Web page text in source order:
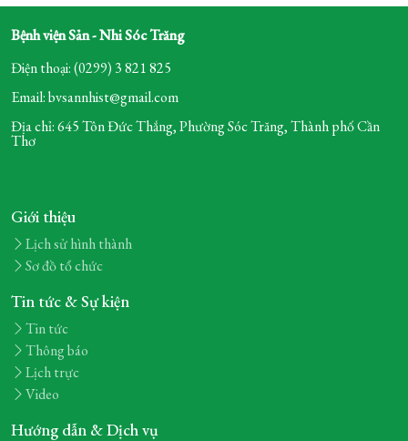
Bệnh viện Sản - Nhi Sóc Trăng
Điện thoại: (0299) 3 821 825
Email: bvsannhist@gmail.com
Địa chỉ: 645 Tôn Đức Thắng, Phường Sóc Trăng,Thành phố Cần
Thơ
Giới thiệu
Lịch sử hình thành
Sơ đồ tổ chức
Tin tức & Sự kiện
Tin tức
Thông báo
Lịch trực
Video
Hướng dẫn & Dịch vụ